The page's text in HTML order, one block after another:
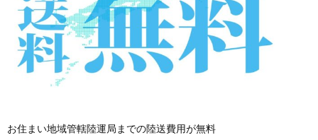
お住まい地域管轄陸運局までの陸送費用が無料